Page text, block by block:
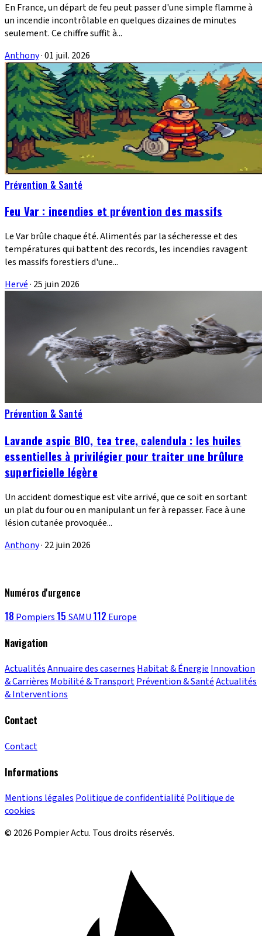
En France, un départ de feu peut passer d'une simple flamme à
un incendie incontrôlable en quelques dizaines de minutes
seulement. Ce chiffre suffit à...
Anthony·01 juil. 2026
Prévention & Santé
Feu Var : incendies et prévention des massifs
Le Var brûle chaque été. Alimentés par la sécheresse et des
températures qui battent des records, les incendies ravagent
les massifs forestiers d'une...
Hervé· 25 juin 2026
Prévention & Santé
Lavande aspic BIO, tea tree, calendula : les huiles
essentielles à privilégier pour traiter une brûlure
superficielle légère
Un accident domestique est vite arrivé, que ce soit en sortant
un plat du four ou en manipulant un fer à repasser. Face à une
lésion cutanée provoquée...
Anthony· 22 juin 2026
Numéros d'urgence
18 Pompiers 15 SAMU 112 Europe
Navigation
ActualitésAnnuaire des casernes Habitat & Énergie Innovation
& Carrières Mobilité & TransportPrévention & SantéActualités
& Interventions
Contact
Contact
Informations
Mentions légales Politique de confidentialité Politique de
cookies
© 2026 Pompier Actu. Tous droits réservés.